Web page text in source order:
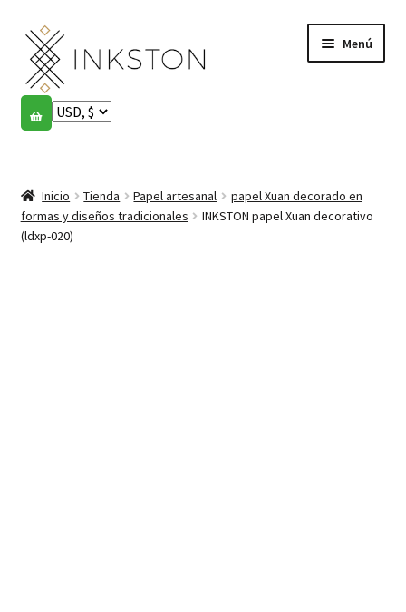
Ir
la
navegación
Ir
al
contenido
Menú
Tienda
menú
English
Inicio Tienda Papel artesanal
papel Xuan decorado en
formas y diseños tradicionales
INKSTON papel Xuan decorativo
(ldxp-020)